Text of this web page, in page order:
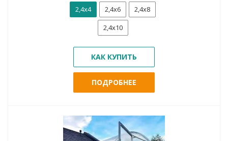
2,4х4 2,4х6
2,4х8
2,4х10
КАК КУПИТЬ
ПОДРОБНЕЕ